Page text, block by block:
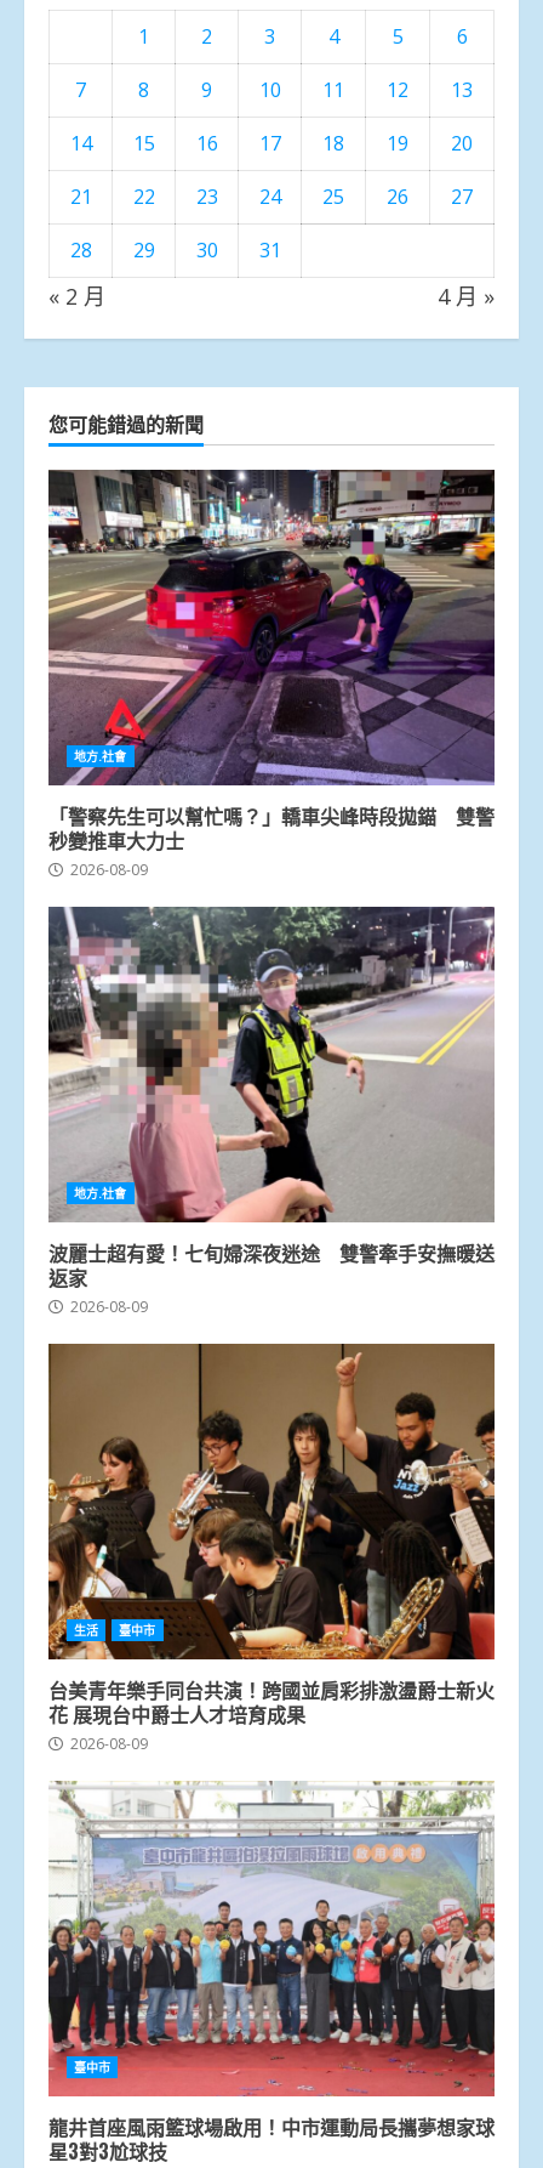
1 2 3 4 5
6
7
8 9 10 11 12
13
14
15 16 17 18 19
20
21
22 23 24 25 26
27
28
29 30 31
« 2 月 4 月 »
您可能錯過的新聞
地方.社會
「警察先生可以幫忙嗎？」轎車尖峰時段拋錨 雙警
秒變推車大力士
2026-08-09
地方.社會
波麗士超有愛！七旬婦深夜迷途 雙警牽手安撫暖送
返家
2026-08-09
生活 臺中市
台美青年樂手同台共演！跨國並肩彩排激盪爵士新火
花 展現台中爵士人才培育成果
2026-08-09
臺中市
龍井首座風雨籃球場啟用！中市運動局長攜夢想家球
星3對3尬球技